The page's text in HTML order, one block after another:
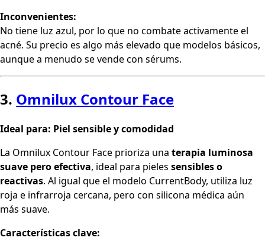
Inconvenientes:
No tiene luz azul, por lo que no combate activamente el
acné. Su precio es algo más elevado que modelos básicos,
aunque a menudo se vende con sérums.
3. Omnilux Contour Face
Ideal para: Piel sensible y comodidad
La Omnilux Contour Face prioriza una terapia luminosa
suave pero efectiva, ideal para pieles sensibles o
reactivas. Al igual que el modelo CurrentBody, utiliza luz
roja e infrarroja cercana, pero con silicona médica aún
más suave.
Características clave: